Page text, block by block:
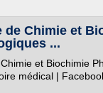
de Chimie et
...
et Biochimie
médical |